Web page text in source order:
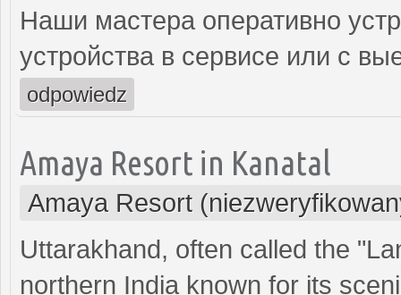
Наши мастера оперативно
устройства в сервисе или с
odpowiedz
Amaya Resort in Kanatal
Amaya Resort
Uttarakhand, often called the
northern India known for its